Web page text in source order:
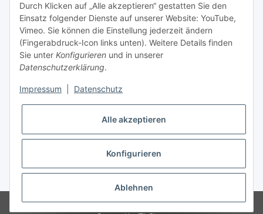
PROMADENT UG
Im Nordfeld 13
29336 Nienhagen
info@promadent.de
+49 (0) 5144 / 6980 - 200
* Alle Preise zzgl. gesetzlicher USt., zzgl.Versand
© PROMADENT 2025
Durch Klicken auf „Alle akzeptieren“ gestatten Sie den
Einsatz folgender Dienste auf unserer Website: YouTube,
Vimeo. Sie können die Einstellung jederzeit ändern
(Fingerabdruck-Icon links unten). Weitere Details finden
Sie unter Konfigurieren und in unserer
Datenschutzerklärung.
Impressum Datenschutz
Alle akzeptieren
Konfigurieren
Ablehnen